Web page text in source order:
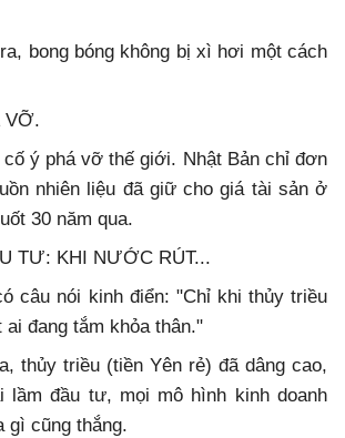
bong bóng không bị xì hơi một cách
VỠ.
cố ý phá vỡ thế giới. Nhật Bản chỉ đơn
nhiên liệu đã giữ cho giá tài sản ở
30 năm qua.
TƯ: KHI NƯỚC RÚT...
câu nói kinh điển: "Chỉ khi thủy triều
đang tắm khỏa thân."
thủy triều (tiền Yên rẻ) đã dâng cao,
lầm đầu tư, mọi mô hình kinh doanh
gì cũng thắng.